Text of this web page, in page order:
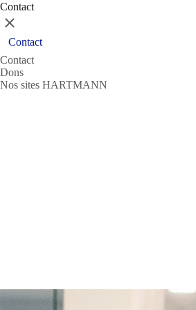
Contact
Fermer
Contact
Contact
Dons
Nos sites HARTMANN